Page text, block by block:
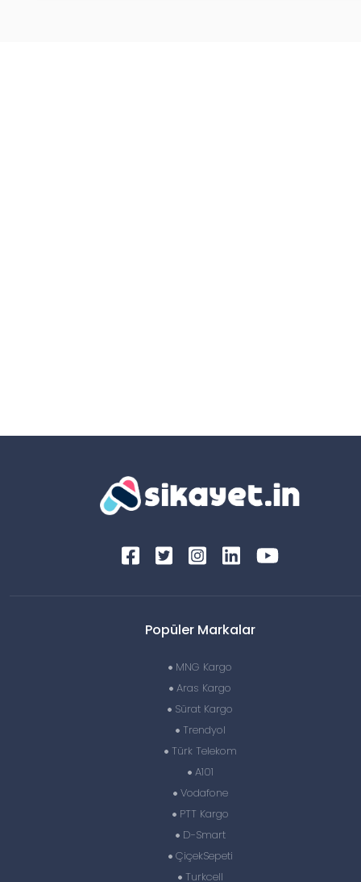
Popüler Markalar
MNG Kargo
Aras Kargo
Sürat Kargo
Trendyol
Türk Telekom
A101
Vodafone
PTT Kargo
D-Smart
ÇiçekSepeti
Turkcell